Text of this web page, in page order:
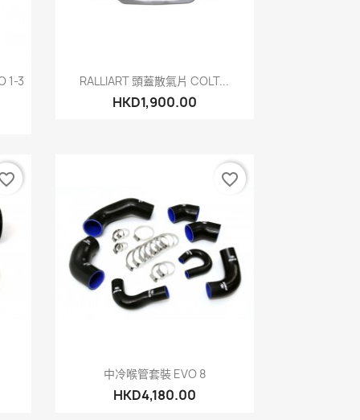
1-3
快速查看
RALLIART 頭蓋散氣片 COLT...
HKD1,900.00
快速查看
中冷喉管套裝 EVO 8
HKD4,180.00
favorite_border